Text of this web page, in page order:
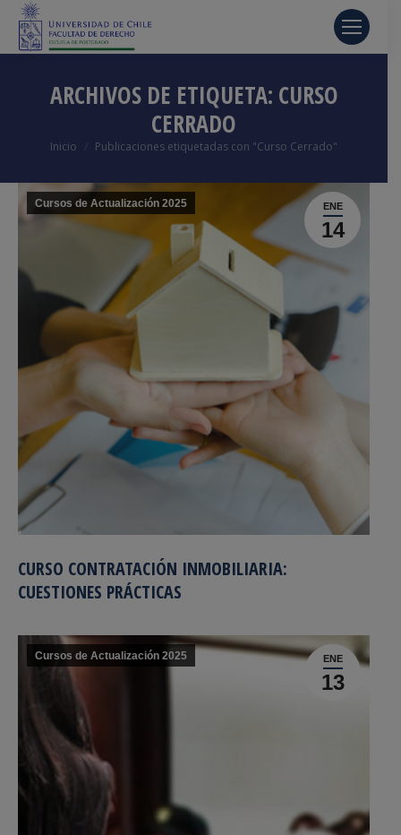
ARCHIVOS DE ETIQUETA: CURSO
CERRADO
Estás aquí:
Inicio Publicaciones etiquetadas con "Curso Cerrado"
ENE
14
Cursos de Actualización 2025
CURSO CONTRATACIÓN INMOBILIARIA:
CUESTIONES PRÁCTICAS
ENE
13
Cursos de Actualización 2025